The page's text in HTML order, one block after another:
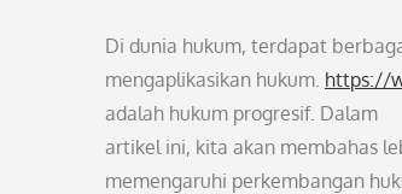
Di dunia hukum, terdapat
mengaplikasikan hukum. https://
adalah hukum progresif. Dalam
artikel ini, kita akan membahas
memengaruhi perkembangan